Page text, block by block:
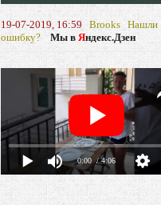
19-07-2019, 16:59 Brooks Нашли
ошибку?
Мы в Яндекс.Дзен
0:00 / 4:06